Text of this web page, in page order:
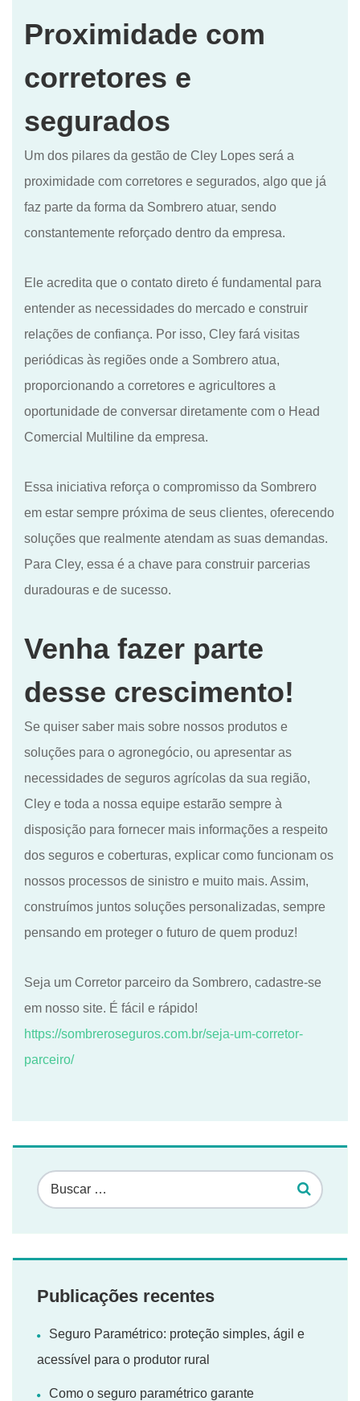
Proximidade com
corretores e
segurados
Um dos pilares da gestão de Cley Lopes será a
proximidade com corretores e segurados, algo que já
faz parte da forma da Sombrero atuar, sendo
constantemente reforçado dentro da empresa.
Ele acredita que o contato direto é fundamental para
entender as necessidades do mercado e construir
relações de confiança. Por isso, Cley fará visitas
periódicas às regiões onde a Sombrero atua,
proporcionando a corretores e agricultores a
oportunidade de conversar diretamente com o Head
Comercial Multiline da empresa.
Essa iniciativa reforça o compromisso da Sombrero
em estar sempre próxima de seus clientes, oferecendo
soluções que realmente atendam as suas demandas.
Para Cley, essa é a chave para construir parcerias
duradouras e de sucesso.
Venha fazer parte
desse crescimento!
Se quiser saber mais sobre nossos produtos e
soluções para o agronegócio, ou apresentar as
necessidades de seguros agrícolas da sua região,
Cley e toda a nossa equipe estarão sempre à
disposição para fornecer mais informações a respeito
dos seguros e coberturas, explicar como funcionam os
nossos processos de sinistro e muito mais. Assim,
construímos juntos soluções personalizadas, sempre
pensando em proteger o futuro de quem produz!
Seja um Corretor parceiro da Sombrero, cadastre-se
em nosso site. É fácil e rápido!
https://sombreroseguros.com.br/seja-um-corretor-
parceiro/
Publicações recentes
Seguro Paramétrico: proteção simples, ágil e
acessível para o produtor rural
Como o seguro paramétrico garante